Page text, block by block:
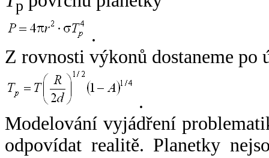
p
.
Z rovnosti výkonů dostaneme po
.
Modelování vyjádření
odpovídat realitě. Planetky